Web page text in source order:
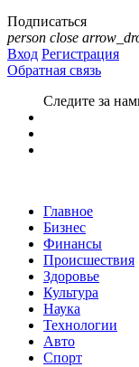
Подписаться
person close
Вход Регистрация
Обратная связь
Следите за
Главное
Бизнес
Финансы
Происшествия
Здоровье
Культура
Наука
Технологии
Авто
Спорт